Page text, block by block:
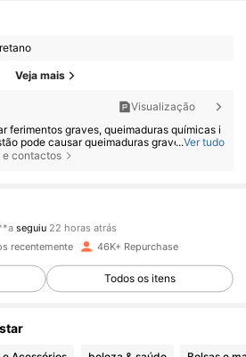
Veja mais
Visualização
ferimentos graves, queimaduras químicas i
pode causar queimaduras graves em ape
de ingestão ou inserção de uma pilha
procure atendimento médico imediatament
...Ver tudo
e contactos
está a navegar
10K Seguidores
recentemente 46K+ Repurchase
Todos os itens